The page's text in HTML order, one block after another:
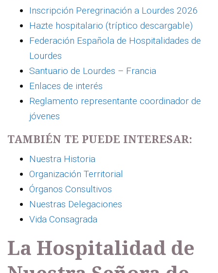
Inscripción Peregrinación a Lourdes 2026
Hazte hospitalario (tríptico descargable)
Federación Española de Hospitalidades de
Lourdes
Santuario de Lourdes – Francia
Enlaces de interés
Reglamento representante coordinador de
jóvenes
TAMBIÉN TE PUEDE INTERESAR:
Nuestra Historia
Organización Territorial
Órganos Consultivos
Nuestras Delegaciones
Vida Consagrada
La Hospitalidad de